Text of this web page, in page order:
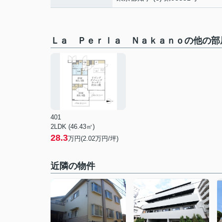
Ｌａ Ｐｅｒｌａ Ｎａｋａｎｏの他の部
401
2LDK (46.43㎡)
28.3万円(2.02万円/坪)
近隣の物件